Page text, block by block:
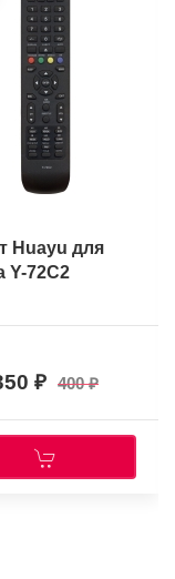
Huayu для
Y-72C2
400